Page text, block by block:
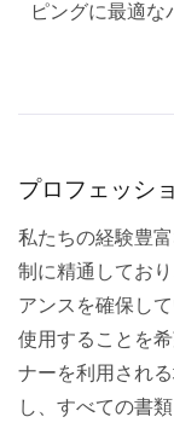
ピングに最適な
プロフェッシ
私たちの経験豊
制に精通してお
アンスを確保し
使用することを
ナーを利用され
し、すべての書